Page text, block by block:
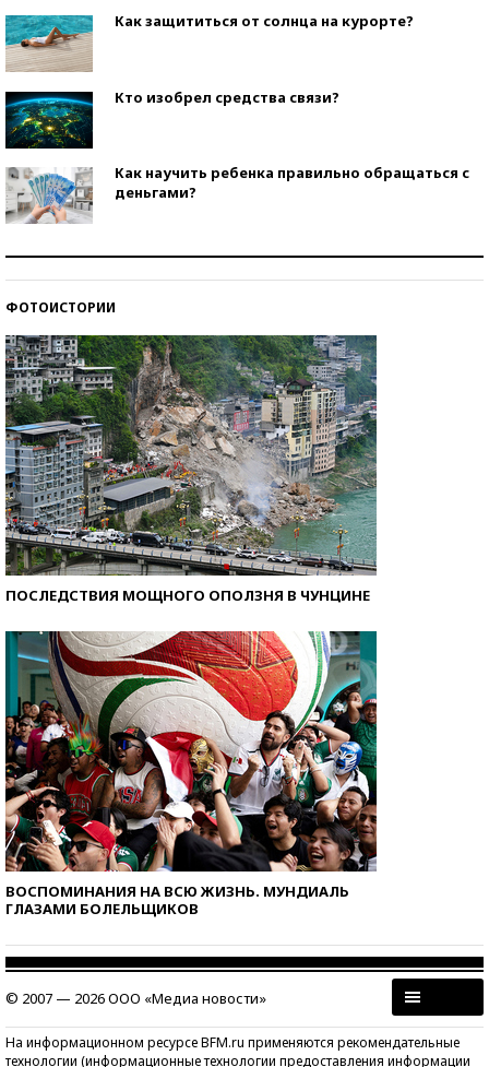
Как защититься от солнца на курорте?
Кто изобрел средства связи?
Как научить ребенка правильно обращаться с
деньгами?
ФОТОИСТОРИИ
ПОСЛЕДСТВИЯ МОЩНОГО ОПОЛЗНЯ В ЧУНЦИНЕ
ВОСПОМИНАНИЯ НА ВСЮ ЖИЗНЬ. МУНДИАЛЬ
ГЛАЗАМИ БОЛЕЛЬЩИКОВ
© 2007 — 2026 ООО «Медиа новости»
На информационном ресурсе BFM.ru применяются рекомендательные
технологии (информационные технологии предоставления информации